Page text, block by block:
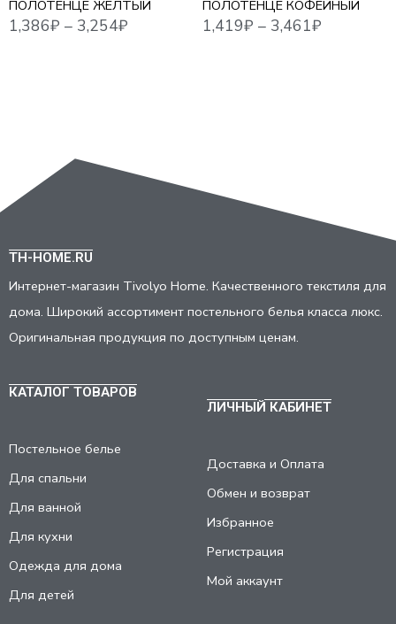
ПОЛОТЕНЦЕ ЖЕЛТЫЙ
ПОЛОТЕНЦЕ КОФЕЙНЫЙ
TH-HOME.RU
Интернет-магазин Tivolyo Home. Качественного текстиля для
дома. Широкий ассортимент постельного белья класса люкс.
Оригинальная продукция по доступным ценам.
КАТАЛОГ ТОВАРОВ
Постельное белье
Для спальни
Для ванной
Для кухни
Одежда для дома
Для детей
ЛИЧНЫЙ КАБИНЕТ
Доставка и Оплата
Обмен и возврат
Избранное
Регистрация
Мой аккаунт